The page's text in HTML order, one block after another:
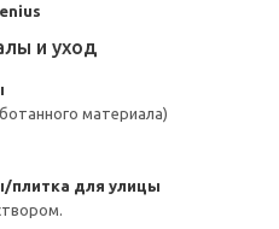
и уход
материала)
плитка для улицы